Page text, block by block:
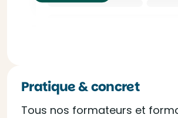
Pratique & concret
Tous nos formateurs et